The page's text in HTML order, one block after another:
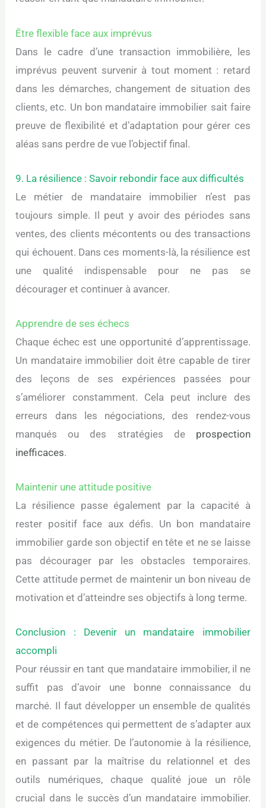
Être flexible face aux imprévus
Dans le cadre d’une transaction immobilière, les
imprévus peuvent survenir à tout moment : retard
dans les démarches, changement de situation des
clients, etc. Un bon mandataire immobilier sait faire
preuve de flexibilité et d’adaptation pour gérer ces
aléas sans perdre de vue l’objectif final.
9. La résilience : Savoir rebondir face aux difficultés
Le métier de mandataire immobilier n’est pas
toujours simple. Il peut y avoir des périodes sans
ventes, des clients mécontents ou des transactions
qui échouent. Dans ces moments-là, la résilience est
une qualité indispensable pour ne pas se
décourager et continuer à avancer.
Apprendre de ses échecs
Chaque échec est une opportunité d’apprentissage.
Un mandataire immobilier doit être capable de tirer
des leçons de ses expériences passées pour
s’améliorer constamment. Cela peut inclure des
erreurs dans les négociations, des rendez-vous
manqués ou des stratégies de prospection
inefficaces.
Maintenir une attitude positive
La résilience passe également par la capacité à
rester positif face aux défis. Un bon mandataire
immobilier garde son objectif en tête et ne se laisse
pas décourager par les obstacles temporaires.
Cette attitude permet de maintenir un bon niveau de
motivation et d’atteindre ses objectifs à long terme.
Conclusion : Devenir un mandataire immobilier
accompli
Pour réussir en tant que mandataire immobilier, il ne
suffit pas d’avoir une bonne connaissance du
marché. Il faut développer un ensemble de qualités
et de compétences qui permettent de s’adapter aux
exigences du métier. De l’autonomie à la résilience,
en passant par la maîtrise du relationnel et des
outils numériques, chaque qualité joue un rôle
crucial dans le succès d’un mandataire immobilier.